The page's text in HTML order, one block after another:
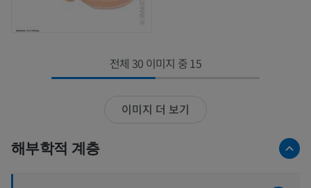
전체 30 이미지 중 15
이미지 더 보기
해부학적 계층